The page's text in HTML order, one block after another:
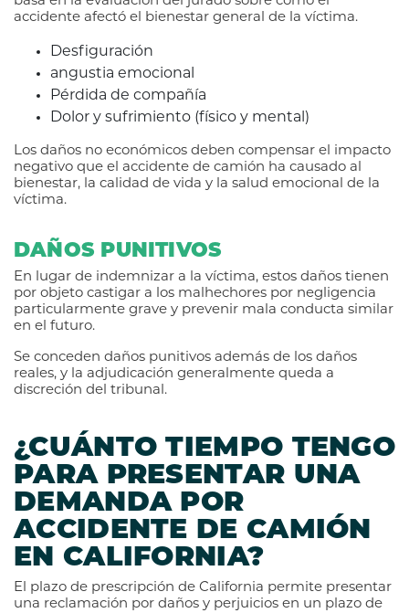
accidente afectó el bienestar general de la víctima.
Desfiguración
angustia emocional
Pérdida de compañía
Dolor y sufrimiento (físico y mental)
Los daños no económicos deben compensar el impacto
negativo que el accidente de camión ha causado al
bienestar, la calidad de vida y la salud emocional de la
víctima.
DAÑOS PUNITIVOS
En lugar de indemnizar a la víctima, estos daños tienen
por objeto castigar a los malhechores por negligencia
particularmente grave y prevenir mala conducta similar
en el futuro.
Se conceden daños punitivos además de los daños
reales, y la adjudicación generalmente queda a
discreción del tribunal.
¿CUÁNTO TIEMPO TENGO
PARA PRESENTAR UNA
DEMANDA POR
ACCIDENTE DE CAMIÓN
EN CALIFORNIA?
El plazo de prescripción de California permite presentar
una reclamación por daños y perjuicios en un plazo de